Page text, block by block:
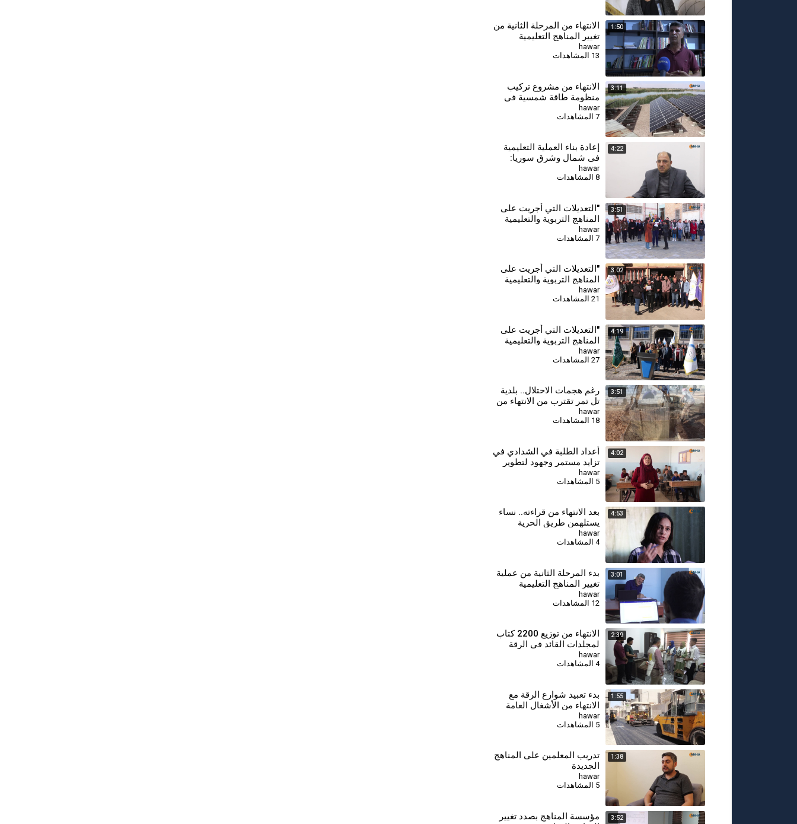
1:50
الانتهاء من المرحلة الثانية من
تغيير المناهج التعليمية
hawar
13 المشاهدات
3:11
الانتهاء من مشروع تركيب
منظومة طاقة شمسية في
ريف مقاطعة دير الزور
hawar
7 المشاهدات
4:22
⁣إعادة بناء العملية التعليمية
في شمال وشرق سوريا:
خطوات جديدة نحو التعويض
والدمج
hawar
8 المشاهدات
3:51
"التعديلات التي أجريت على
المناهج التربوية والتعليمية
تسعى لتغيير هوية سوريا"-
كوباني
hawar
7 المشاهدات
3:02
"التعديلات التي أجريت على
المناهج التربوية والتعليمية
تسعى لتغيير هوية سوريا"-
قامشلو
hawar
21 المشاهدات
4:19
"التعديلات التي أجريت على
المناهج التربوية والتعليمية
تسعى لتغيير هوية سوريا"-رقة
hawar
27 المشاهدات
3:51
⁣رغم هجمات الاحتلال.. بلدية
تل تمر تقترب من الانتهاء من
أربعة مشاريع خدمية
hawar
18 المشاهدات
4:02
أعداد الطلبة في الشدادي في
تزايد مستمر وجهود لتطوير
العملية التعليمية
hawar
5 المشاهدات
4:53
بعد الانتهاء من قراءته.. نساء
يستلهمن طريق الحرية
الحقيقية من كتاب 'كيف
نعيش' للقائد
hawar
4 المشاهدات
3:01
بدء المرحلة الثانية من عملية
تغيير المناهج التعليمية
hawar
12 المشاهدات
2:39
⁣الانتهاء من توزيع 2200 كتاب
لمجلدات القائد في الرقة
hawar
4 المشاهدات
1:55
بدء تعبيد شوارع الرقة مع
الانتهاء من الأشغال العامة
hawar
5 المشاهدات
1:38
تدريب المعلمين على المناهج
الجديدة
hawar
5 المشاهدات
3:52
مؤسسة المناهج بصدد تغيير